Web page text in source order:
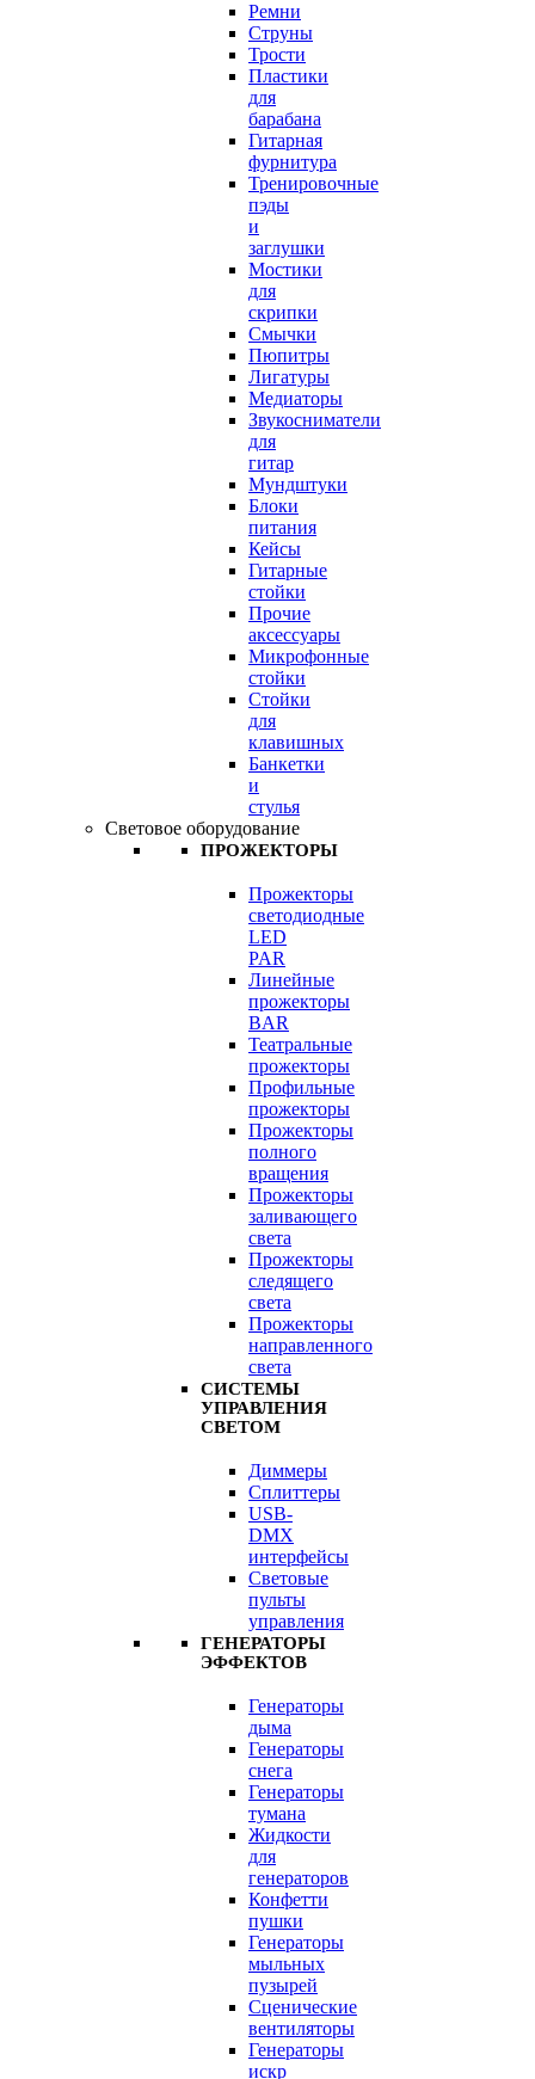
Ремни
Струны
Трости
Пластики
для
барабана
Гитарная
фурнитура
Тренировочные
пэды
и
заглушки
Мостики
для
скрипки
Смычки
Пюпитры
Лигатуры
Медиаторы
Звукосниматели
для
гитар
Мундштуки
Блоки
питания
Кейсы
Гитарные
стойки
Прочие
аксессуары
Микрофонные
стойки
Стойки
для
клавишных
Банкетки
и
стулья
Световое оборудование
ПРОЖЕКТОРЫ
Прожекторы
светодиодные
LED
PAR
Линейные
прожекторы
BAR
Театральные
прожекторы
Профильные
прожекторы
Прожекторы
полного
вращения
Прожекторы
заливающего
света
Прожекторы
следящего
света
Прожекторы
направленного
света
СИСТЕМЫ
УПРАВЛЕНИЯ
СВЕТОМ
Диммеры
Сплиттеры
USB-
DMX
интерфейсы
Световые
пульты
управления
ГЕНЕРАТОРЫ
ЭФФЕКТОВ
Генераторы
дыма
Генераторы
снега
Генераторы
тумана
Жидкости
для
генераторов
Конфетти
пушки
Генераторы
мыльных
пузырей
Сценические
вентиляторы
Генераторы
искр